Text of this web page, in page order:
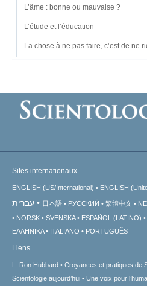
L’âme : bonne ou mauvaise ?
L’étude et l’éducation
La chose à ne pas faire, c’est de ne
Sites internationaux
ENGLISH (US/International) ENGLISH
עברית 日本語 РУССКИЙ 繁體中文
NORSK
SVENSKA ESPAÑOL (LATINO)
ΕΛΛΗΝΙΚA
ITALIANO PORTUGUÊS
Liens
L. Ron Hubbard Croyances et pratiques de
Scientologie aujourd’hui
Une voix pour